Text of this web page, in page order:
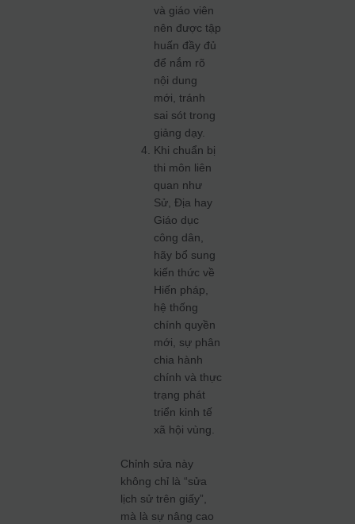
và giáo viên
nên được tập
huấn đầy đủ
để nắm rõ
nội dung
mới, tránh
sai sót trong
giảng dạy.
Khi chuẩn bị
thi môn liên
quan như
Sử, Địa hay
Giáo dục
công dân,
hãy bổ sung
kiến thức về
Hiến pháp,
hệ thống
chính quyền
mới, sự phân
chia hành
chính và thực
trạng phát
triển kinh tế
xã hội vùng.
Chỉnh sửa này
không chỉ là “sửa
lịch sử trên giấy”,
mà là sự nâng cao